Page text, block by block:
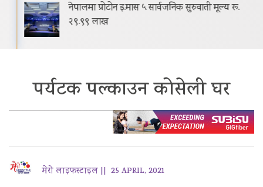
नेपालमा प्रोटोन इ.मास ५ सार्वजनिक सुरुवाती मूल्य रू.
२९.९९ लाख
पर्यटक पल्काउन कोसेली घर
मेरो लाइफस्टाइल || 25 APRIL, 2021